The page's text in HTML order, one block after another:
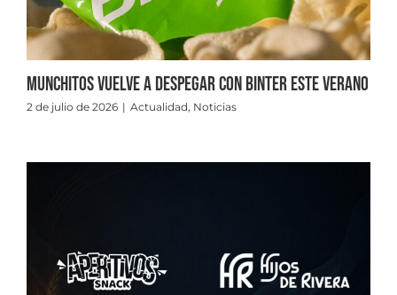
Munchitos vuelve a despegar con Binter este verano
2 de julio de 2026 | Actualidad, Noticias